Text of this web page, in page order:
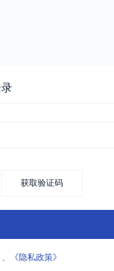
获取验证码
、 《隐私政策》